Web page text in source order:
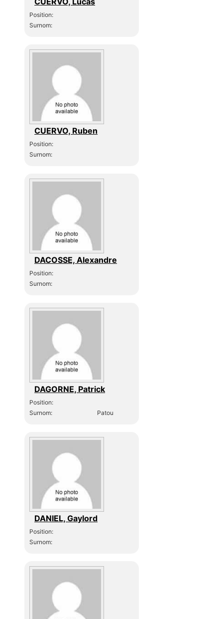
Position:
Surnom:
CUERVO, Ruben
Position:
Surnom:
DACOSSE, Alexandre
Position:
Surnom:
DAGORNE, Patrick
Position:
Surnom:
Patou
DANIEL, Gaylord
Position:
Surnom: